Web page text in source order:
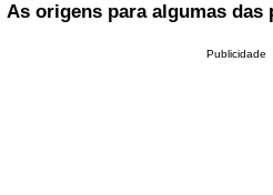
As origens para algumas
Publicidade